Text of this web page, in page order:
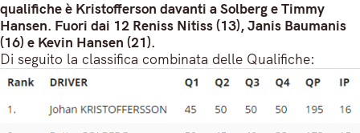
qualifiche è Kristofferson davanti a Solberg e Timmy
Hansen. Fuori dai 12 Reniss Nitiss (13), Janis Baumanis
(16) e Kevin Hansen (21).
Di seguito la classifica combinata delle Qualifiche: